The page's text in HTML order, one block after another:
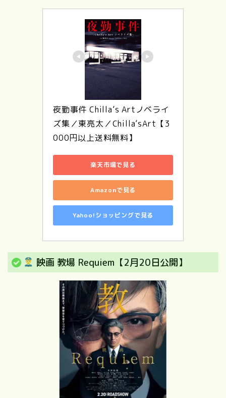
夜勤事件 Chilla’s Artノベライ
ズ集／東亮太／Chilla’sArt【3
000円以上送料無料】
楽天市場で見る
Amazonで見る
Yahoo!ショッピングで見る
映画 教場 Requiem【2月20日公開】